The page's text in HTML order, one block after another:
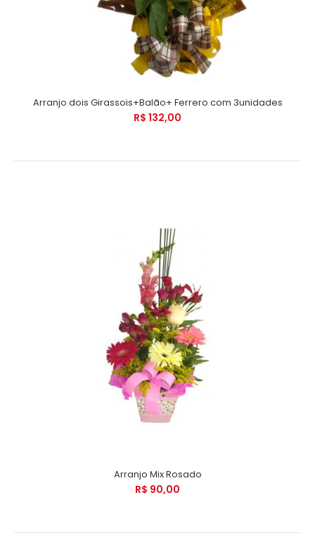
Arranjo dois Girassois+Balão+ Ferrero com 3unidades
R$ 132,00
Arranjo Mix Rosado
R$ 90,00